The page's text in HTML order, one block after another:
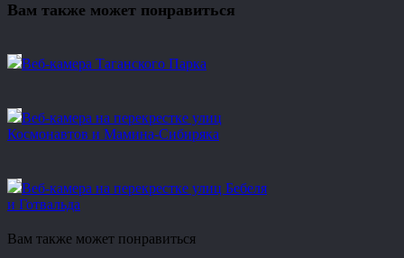
Вам также может понравиться
Веб-камера Таганского Парка
Веб-камера на перекрестке улиц
Космонавтов и Мамина-Сибиряка
Веб-камера на перекрестке улиц Бебеля
и Готвальда
Вам также может понравиться